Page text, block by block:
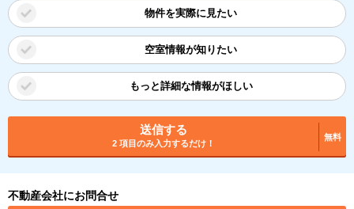
物件を実際に見たい
空室情報が知りたい
もっと詳細な情報がほしい
送信する
2 項目のみ入力するだけ！
無料
不動産会社にお問合せ